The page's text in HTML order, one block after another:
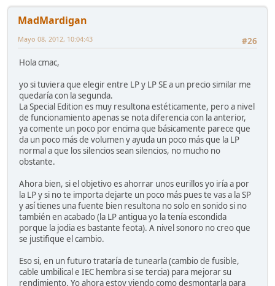
MadMardigan
#26
Mayo 08, 2012, 10:04:43
Hola cmac,
yo si tuviera que elegir entre LP y LP SE a un precio similar me
quedaría con la segunda.
La Special Edition es muy resultona estéticamente, pero a nivel
de funcionamiento apenas se nota diferencia con la anterior,
ya comente un poco por encima que básicamente parece que
da un poco más de volumen y ayuda un poco más que la LP
normal a que los silencios sean silencios, no mucho no
obstante.
Ahora bien, si el objetivo es ahorrar unos eurillos yo iría a por
la LP y si no te importa dejarte un poco más pues te vas a la SP
y así tienes una fuente bien resultona no solo en sonido si no
también en acabado (la LP antigua yo la tenía escondida
porque la jodia es bastante feota). A nivel sonoro no creo que
se justifique el cambio.
Eso si, en un futuro trataría de tunearla (cambio de fusible,
cable umbilical e IEC hembra si se tercia) para mejorar su
rendimiento. Yo ahora estoy viendo como desmontarla para